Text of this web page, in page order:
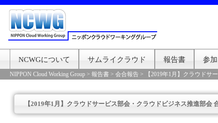
NCWGについて サムライクラウド 報告書 参
NIPPON Cloud Working Group > 報告書 > 会合報告 > 【2019年1月】クラウド
【2019年1月】クラウドサービス部会・クラウドビジネス推進部会